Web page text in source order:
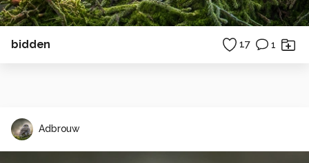
bidden 17 1
Adbrouw